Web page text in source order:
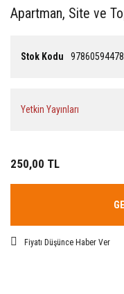
Apartman, Site ve
Stok Kodu
Yetkin Yayınları
250,00 TL
Fiyatı Düşünce Haber Ver